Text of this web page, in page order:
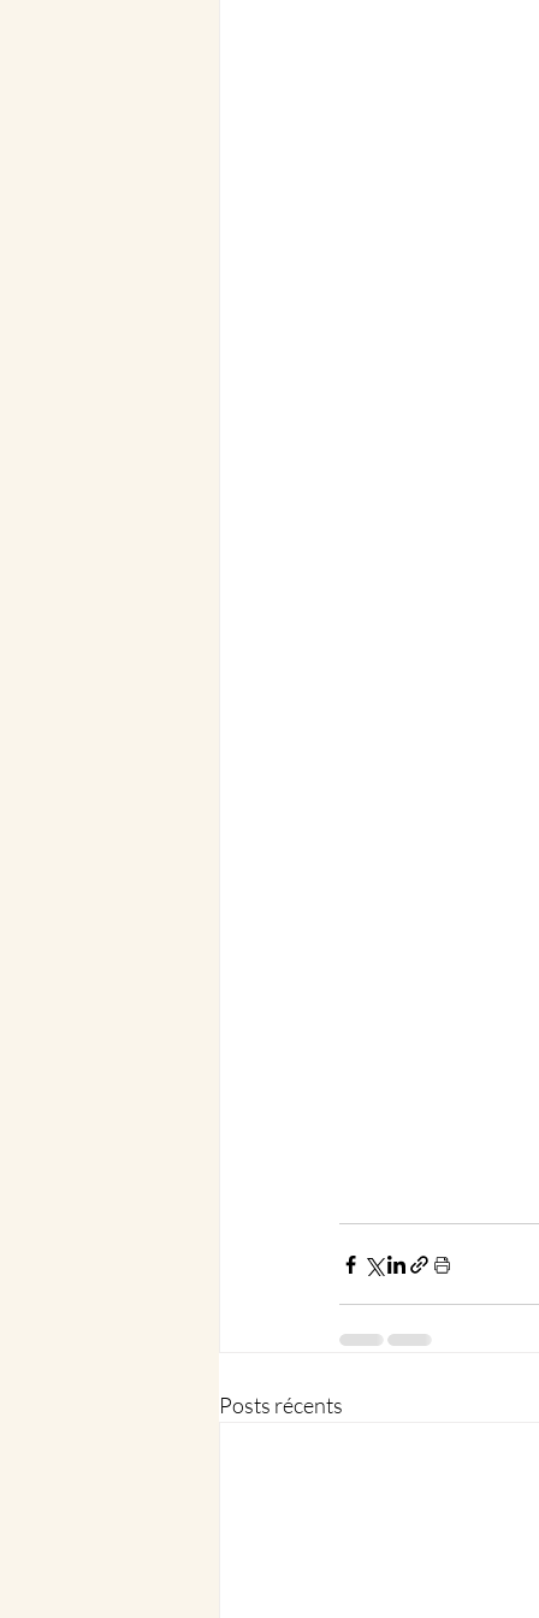
Posts récents